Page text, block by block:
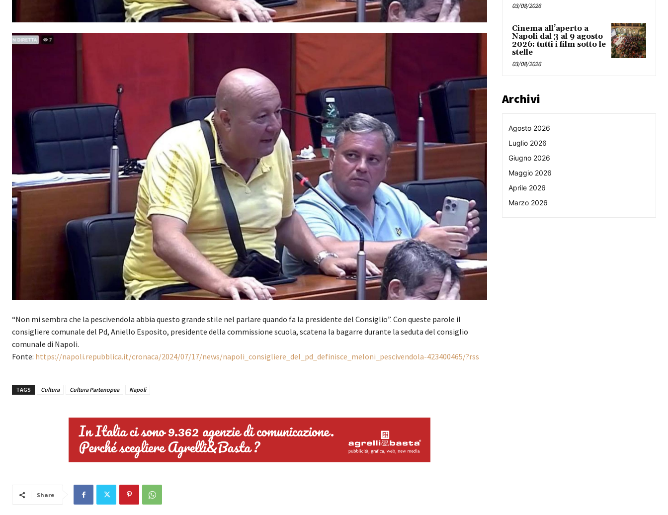
“Non mi sembra che la pescivendola abbia questo grande stile nel parlare quando fa la presidente del Consiglio”. Con queste parole il
consigliere comunale del Pd, Aniello Esposito, presidente della commissione scuola, scatena la bagarre durante la seduta del consiglio
comunale di Napoli.
Fonte: https://napoli.repubblica.it/cronaca/2024/07/17/news/napoli_consigliere_del_pd_definisce_meloni_pescivendola-423400465/?rss
TAGS Cultura Cultura Partenopea Napoli
Share
03/08/2026
Cinema all’aperto a
Napoli dal 3 al 9 agosto
2026: tutti i film sotto le
stelle
03/08/2026
Archivi
Agosto 2026
Luglio 2026
Giugno 2026
Maggio 2026
Aprile 2026
Marzo 2026